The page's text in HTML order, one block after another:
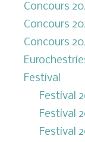
Concours
Concours
Concours
Festival
Festival
Festival
Festival